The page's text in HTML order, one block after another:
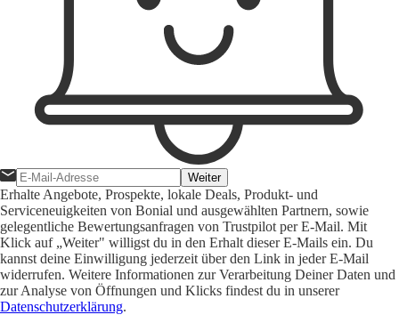
Weiter
Erhalte Angebote, Prospekte, lokale Deals, Produkt- und
Serviceneuigkeiten von Bonial und ausgewählten Partnern, sowie
gelegentliche Bewertungsanfragen von Trustpilot per E-Mail. Mit
Klick auf „Weiter" willigst du in den Erhalt dieser E-Mails ein. Du
kannst deine Einwilligung jederzeit über den Link in jeder E-Mail
widerrufen. Weitere Informationen zur Verarbeitung Deiner Daten und
zur Analyse von Öffnungen und Klicks findest du in unserer
Datenschutzerklärung.